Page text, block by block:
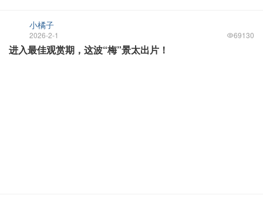
小橘子
2026-2-1 69130
进入最佳观赏期，这波“梅”景太出片！